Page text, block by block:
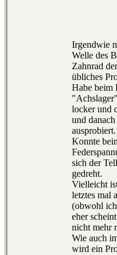
Irgendwie
Welle des
Zahnrad
übliches
Habe beim
locker und
und
Konnte
sich der
gedreht.
Vielleicht
letztes mal
(obwohl
eher
nicht mehr
Wie auch
wird ein